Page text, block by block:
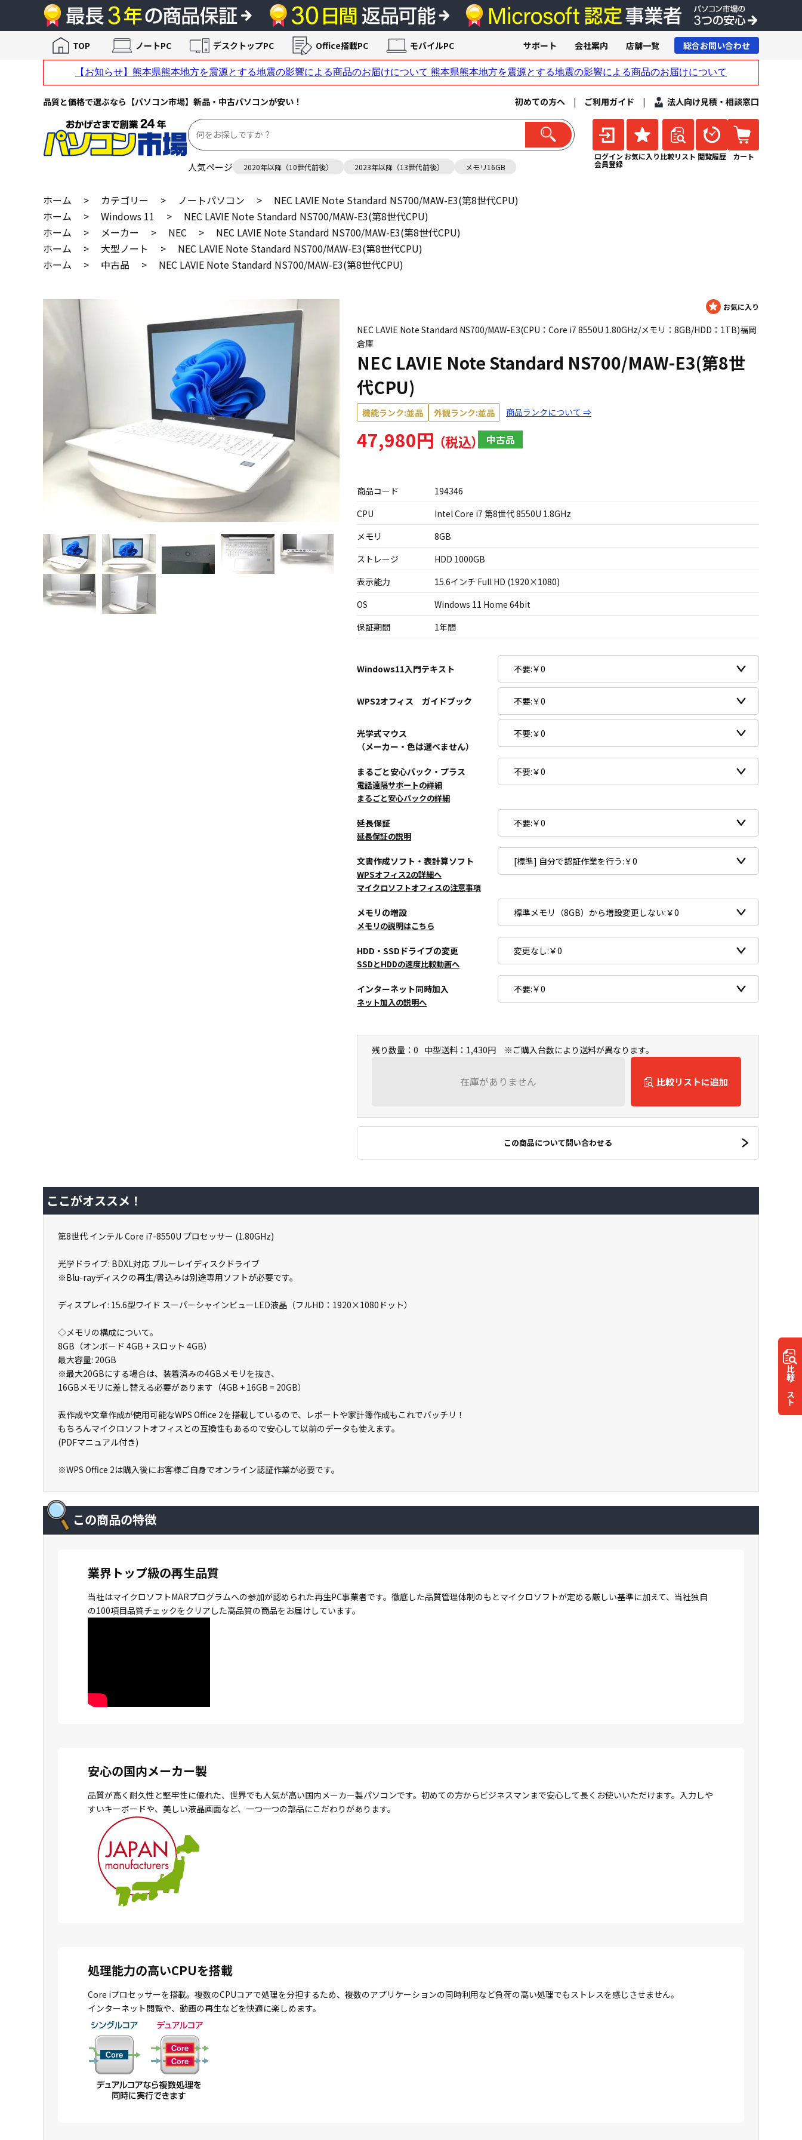
品質と価格で選ぶなら【パソコン市場】新品・中古パソコンが安い！ 初めての方へ | ご利用ガイド | 法人向け見積・相談窓口
人気ページ 2020年以降（10世代前後） 2023年以降（13世代前後） メモリ16GB
ログイン
会員登録
お気に入り 比較リスト 閲覧履歴 カート
TOP ノートPC デスクトップPC Office搭載PC モバイルPC サポート 会社案内 店舗一覧 総合お問い合わせ
ホーム > カテゴリー > ノートパソコン >
NEC LAVIE Note Standard NS700/MAW-E3(第8世代CPU)
ホーム
> Windows 11 >
NEC LAVIE Note Standard NS700/MAW-E3(第8世代CPU)
ホーム
> メーカー > NEC >
NEC LAVIE Note Standard NS700/MAW-E3(第8世代CPU)
ホーム
> 大型ノート >
NEC LAVIE Note Standard NS700/MAW-E3(第8世代CPU)
ホーム
> 中古品 > NEC LAVIE Note Standard NS700/MAW-E3(第8世代CPU)
NEC LAVIE Note Standard NS700/MAW-E3(CPU：Core i7 8550U 1.80GHz/メモリ：8GB/HDD：1TB)福岡
倉庫
NEC LAVIE Note Standard NS700/MAW-E3(第8世
代CPU)
機能ランク:並品 外観ランク:並品 商品ランクについて ⇒
47,980円 中古品
商品コード
194346
CPU
Intel Core i7 第8世代 8550U 1.8GHz
メモリ
8GB
ストレージ
HDD 1000GB
表示能力
15.6インチ Full HD (1920×1080)
OS
Windows 11 Home 64bit
保証期間
1年間
Windows11入門テキスト
WPS2オフィス ガイドブック
光学式マウス
（メーカー・色は選べません）
まるごと安心パック・プラス
電話遠隔サポートの詳細
まるごと安心パックの詳細
延長保証
延長保証の説明
文書作成ソフト・表計算ソフト
WPSオフィス2の詳細へ
マイクロソフトオフィスの注意事項
メモリの増設
メモリの説明はこちら
HDD・SSDドライブの変更
SSDとHDDの速度比較動画へ
インターネット同時加入
ネット加入の説明へ
残り数量：0 中型送料：1,430円 ※ご購入台数により送料が異なります。
在庫がありません 比較リストに追加
この商品について問い合わせる
比較
リスト
ここがオススメ！
第8世代 インテル Core i7-8550U プロセッサー (1.80GHz)
光学ドライブ: BDXL対応 ブルーレイディスクドライブ
※Blu-rayディスクの再生/書込みは別途専用ソフトが必要です。
ディスプレイ: 15.6型ワイド スーパーシャインビューLED液晶（フルHD：1920×1080ドット）
◇メモリの構成について。
8GB（オンボード 4GB + スロット 4GB）
最大容量: 20GB
※最大20GBにする場合は、装着済みの4GBメモリを抜き、
16GBメモリに差し替える必要があります（4GB + 16GB = 20GB）
表作成や文章作成が使用可能なWPS Office 2を搭載しているので、レポートや家計簿作成もこれでバッチリ！
もちろんマイクロソフトオフィスとの互換性もあるので安心して以前のデータも使えます。
(PDFマニュアル付き)
※WPS Office 2は購入後にお客様ご自身でオンライン認証作業が必要です。
この商品の特徴
業界トップ級の再生品質
当社はマイクロソフトMARプログラムへの参加が認められた再生PC事業者です。徹底した品質管理体制のもとマイクロソフトが定める厳しい基準に加えて、当社独自
の100項目品質チェックをクリアした高品質の商品をお届けしています。
安心の国内メーカー製
品質が高く耐久性と堅牢性に優れた、世界でも人気が高い国内メーカー製パソコンです。初めての方からビジネスマンまで安心して長くお使いいただけます。入力しや
すいキーボードや、美しい液晶画面など、一つ一つの部品にこだわりがあります。
処理能力の高いCPUを搭載
Core iプロセッサーを搭載。複数のCPUコアで処理を分担するため、複数のアプリケーションの同時利用など負荷の高い処理でもストレスを感じさせません。
インターネット閲覧や、動画の再生などを快適に楽しめます。